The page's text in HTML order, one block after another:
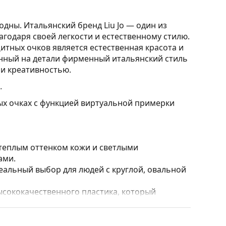
Итальянский бренд Liu Jo — один из
своей легкости и естественному стилю.
очков является естественная красота и
на детали фирменный итальянский стиль
креативностью.
очках с функцией виртуальной примерки
оттенком кожи и светлыми
выбор для людей с круглой, овальной
пластика, который